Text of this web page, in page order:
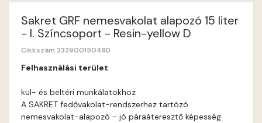
Antimony E
Arsenic D
Sakret GRF nemesvakolat alapozó 15 liter
- I. Színcsoport - Resin-yellow D
Cikkszám 23290015048D
Felhasználási terület
kül- és beltéri munkálatokhoz
A SAKRET fedővakolat-rendszerhez tartózó
nemesvakolat-alapozó - jó páraáteresztő képesség